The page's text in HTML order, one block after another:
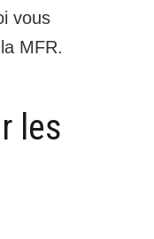
vous
MFR.
les